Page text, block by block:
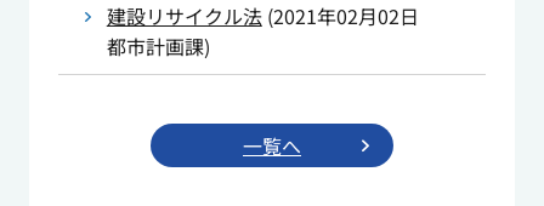
建設リサイクル法(2021年02月02日
都市計画課)
一覧へ